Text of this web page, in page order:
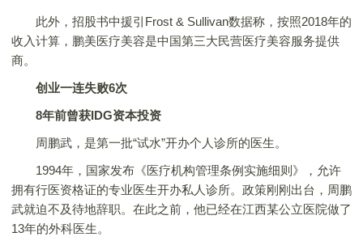
此外，招股书中援引Frost & Sullivan数据称，按照2018年的
收入计算，鹏美医疗美容是中国第三大民营医疗美容服务提供
商。
创业一连失败6次
8年前曾获IDG资本投资
周鹏武，是第一批“试水”开办个人诊所的医生。
1994年，国家发布《医疗机构管理条例实施细则》，允许
拥有行医资格证的专业医生开办私人诊所。政策刚刚出台，周鹏
武就迫不及待地辞职。在此之前，他已经在江西某公立医院做了
13年的外科医生。